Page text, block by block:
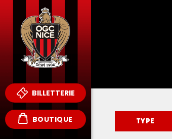
BILLETTERIE
BOUTIQUE TYPE